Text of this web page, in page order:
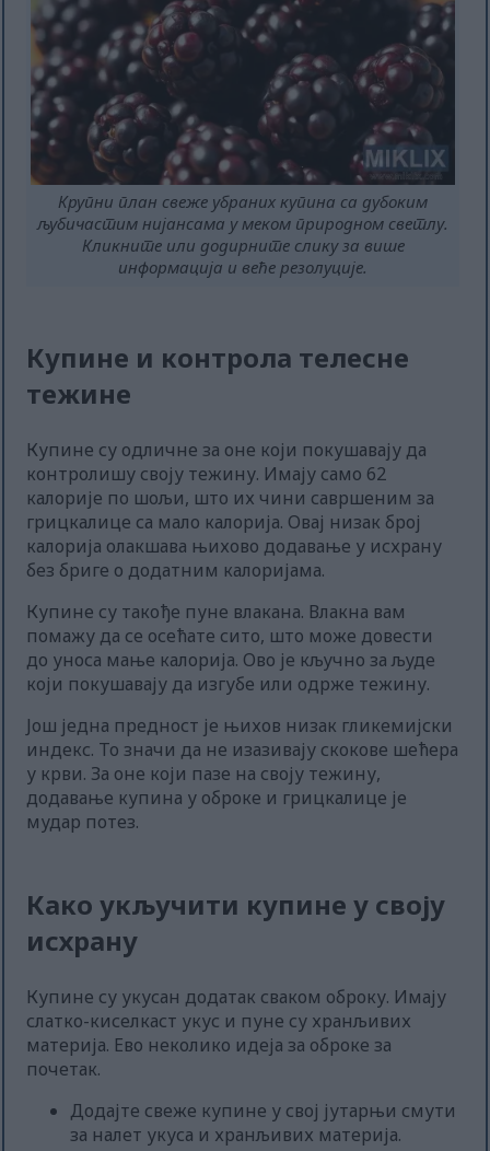
Крупни план свеже убраних купина са дубоким
љубичастим нијансама у меком природном светлу.
Кликните или додирните слику за више
информација и веће резолуције.
Купине и контрола телесне
тежине
Купине су одличне за оне који покушавају да
контролишу своју тежину. Имају само 62
калорије по шољи, што их чини савршеним за
грицкалице са мало калорија. Овај низак број
калорија олакшава њихово додавање у исхрану
без бриге о додатним калоријама.
Купине су такође пуне влакана. Влакна вам
помажу да се осећате сито, што може довести
до уноса мање калорија. Ово је кључно за људе
који покушавају да изгубе или одрже тежину.
Још једна предност је њихов низак гликемијски
индекс. То значи да не изазивају скокове шећера
у крви. За оне који пазе на своју тежину,
додавање купина у оброке и грицкалице је
мудар потез.
Како укључити купине у своју
исхрану
Купине су укусан додатак сваком оброку. Имају
слатко-киселкаст укус и пуне су хранљивих
материја. Ево неколико идеја за оброке за
почетак.
Додајте свеже купине у свој јутарњи смути
за налет укуса и хранљивих материја.